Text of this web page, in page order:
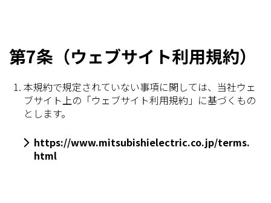
第7条（ウェブサイト利用規約）
本規約で規定されていない事項に関しては、当社ウェ
ブサイト上の「ウェブサイト利用規約」に基づくもの
とします。
https://www.mitsubishielectric.co.jp/terms.
html